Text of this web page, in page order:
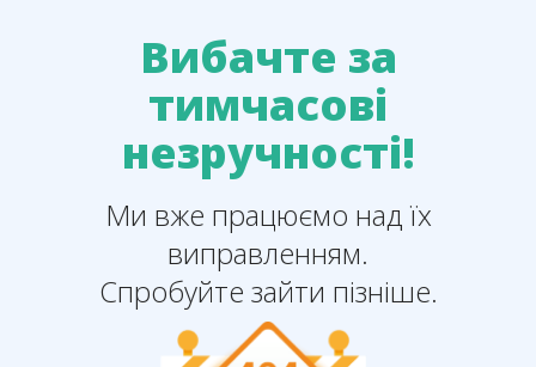
Вибачте за
тимчасові
незручності!
Ми вже працюємо над їх
виправленням.
Спробуйте зайти пізніше.